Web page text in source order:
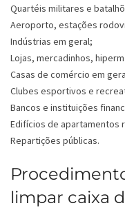
Quartéis militares e
Aeroporto, estações
Indústrias em geral;
Lojas, mercadinhos,
Casas de comércio em
Clubes esportivos e
Bancos e instituições
Edifícios de apartamentos
Repartições públicas.
limpar caixa